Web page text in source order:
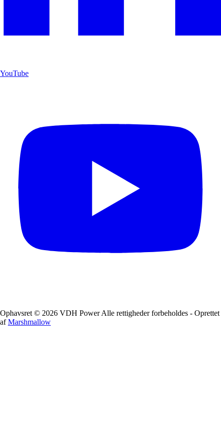
YouTube
Ophavsret © 2026 VDH Power Alle rettigheder forbeholdes - Oprettet
afMarshmallow